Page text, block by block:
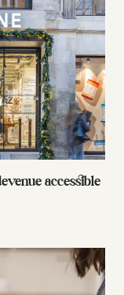
accessible